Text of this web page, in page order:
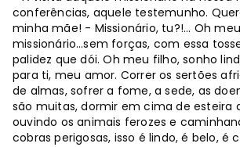
conferências, aquele testemunho.
minha mãe! - Missionário, tu?!... Oh
missionário…sem forças, com essa
palidez que dói. Oh meu filho, sonho
para ti, meu amor. Correr os sertões
de almas, sofrer a fome, a sede, as
são muitas, dormir em cima de esteira
ouvindo os animais ferozes e
cobras perigosas, isso é lindo, é belo, é